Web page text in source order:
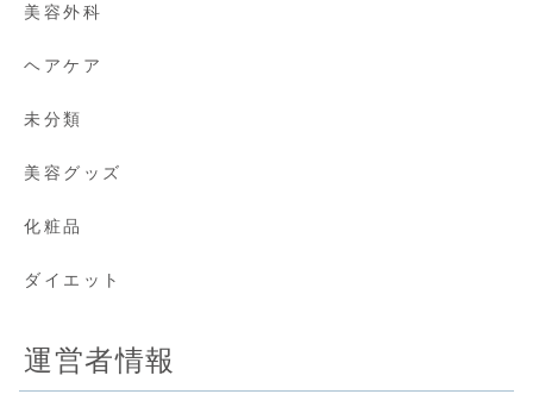
美容外科
ヘアケア
未分類
美容グッズ
化粧品
ダイエット
運営者情報